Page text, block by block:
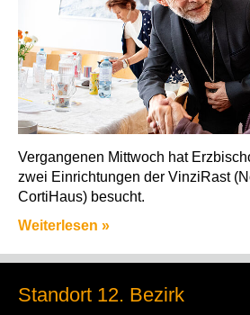
Vergangenen Mittwoch hat
zwei Einrichtungen der VinziRast
CortiHaus) besucht.
Weiterlesen »
Standort 12. Bezirk